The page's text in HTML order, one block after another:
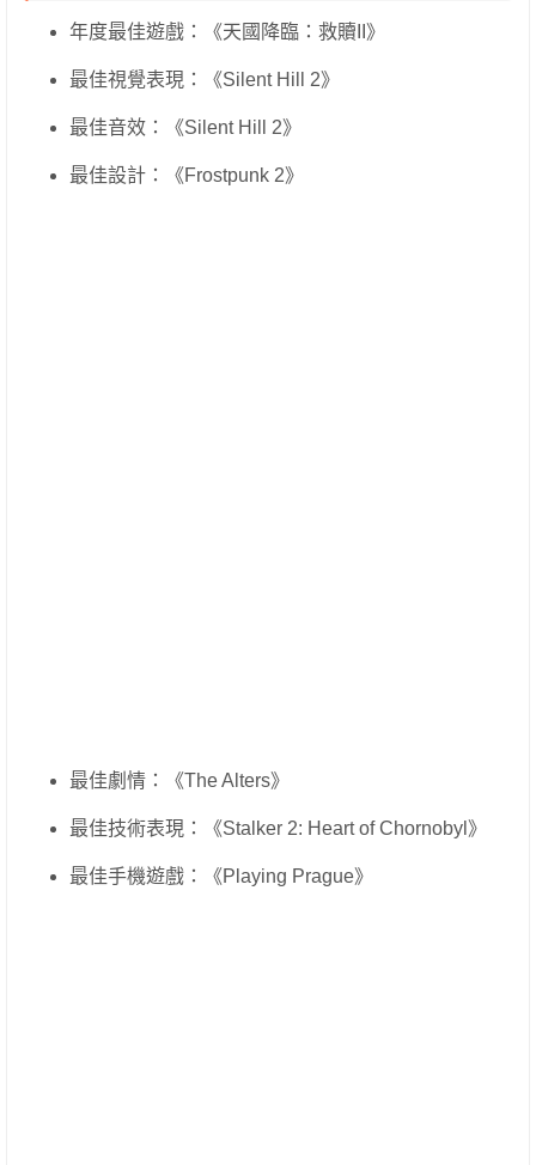
年度最佳遊戲：《天國降臨：救贖II》
最佳視覺表現：《Silent Hill 2》
最佳音效：《Silent Hill 2》
最佳設計：《Frostpunk 2》
最佳劇情：《The Alters》
最佳技術表現：《Stalker 2: Heart of Chornobyl》
最佳手機遊戲：《Playing Prague》